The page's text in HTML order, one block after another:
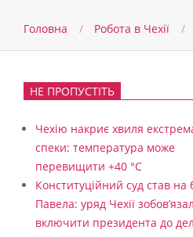
Головна Робота в Чехії
НЕ ПРОПУСТІТЬ
Чехію накриє хвиля
спеки: температура може
перевищити +40 °C
Конституційний суд став на
Павела: уряд Чехії
включити президента до